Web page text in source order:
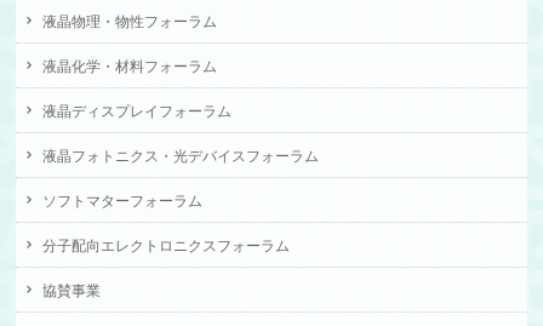
液晶物理・物性フォーラム
液晶化学・材料フォーラム
液晶ディスプレイフォーラム
液晶フォトニクス・光デバイスフォーラム
ソフトマターフォーラム
分子配向エレクトロニクスフォーラム
協賛事業